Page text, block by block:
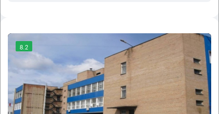
8.2